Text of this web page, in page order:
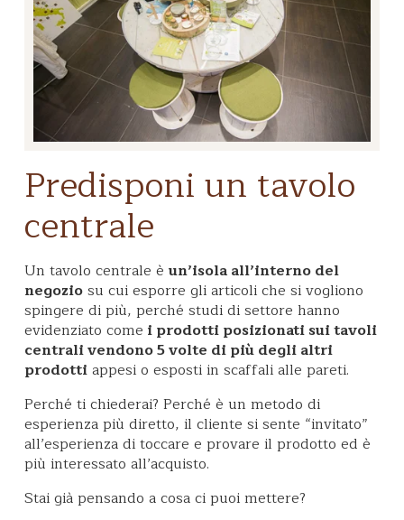
Predisponi un tavolo
centrale
Un tavolo centrale è un’isola all’interno del
negoziosu cui esporre gli articoli che si vogliono
spingere di più, perché studi di settore hanno
evidenziato come i prodotti posizionati sui tavoli
centrali vendono 5 volte di più degli altri
prodottiappesi o esposti in scaffali alle pareti.
Perché ti chiederai? Perché è un metodo di
esperienza più diretto, il cliente si sente “invitato”
all’esperienza di toccare e provare il prodotto ed è
più interessato all’acquisto.
Stai già pensando a cosa ci puoi mettere?